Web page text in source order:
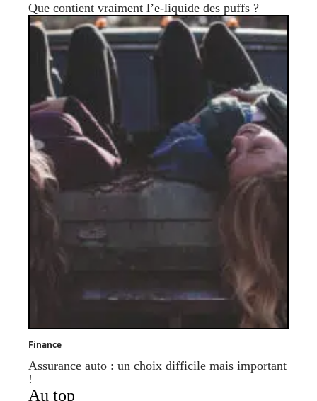
Que contient vraiment l’e-liquide des puffs ?
Finance
Assurance auto : un choix difficile mais important
!
Au top